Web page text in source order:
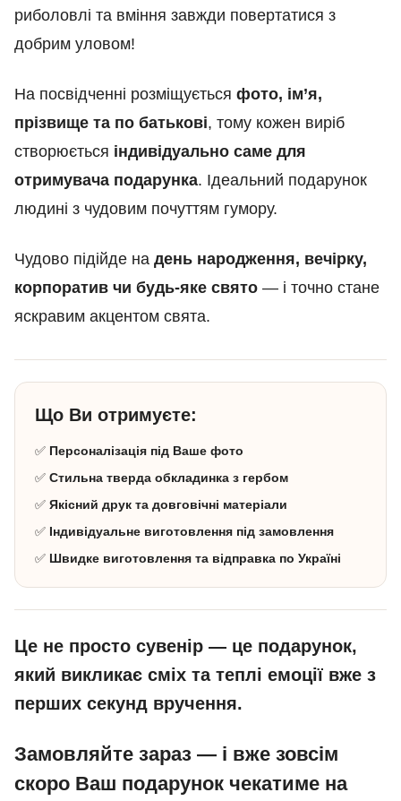
риболовлі та вміння завжди повертатися з
добрим уловом!
На посвідченні розміщується фото, ім’я,
прізвище та по батькові, тому кожен виріб
створюється індивідуально саме для
отримувача подарунка. Ідеальний подарунок
людині з чудовим почуттям гумору.
Чудово підійде на день народження, вечірку,
корпоратив чи будь-яке свято — і точно стане
яскравим акцентом свята.
Що Ви отримуєте:
✅ Персоналізація під Ваше фото
✅ Стильна тверда обкладинка з гербом
✅ Якісний друк та довговічні матеріали
✅ Індивідуальне виготовлення під замовлення
✅ Швидке виготовлення та відправка по Україні
Це не просто сувенір — це подарунок,
який викликає сміх та теплі емоції вже з
перших секунд вручення.
Замовляйте зараз — і вже зовсім
скоро Ваш подарунок чекатиме на